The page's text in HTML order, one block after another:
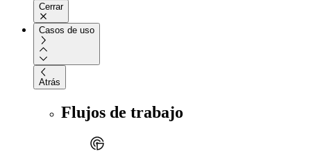
Cerrar
Casos de uso
Atrás
Flujos de trabajo